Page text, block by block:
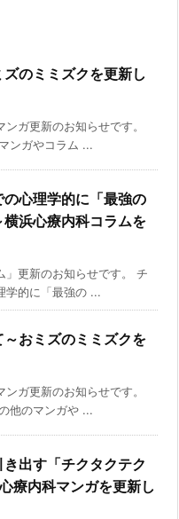
のミミズクを更新し
ガ更新のお知らせです。
ンガやコラム ...
心理学的に「最強の
浜心療内科コラムを
」更新のお知らせです。 チ
学的に「最強の ...
おミズのミミズクを
ガ更新のお知らせです。
他のマンガや ...
出す「チクタクテク
療内科マンガを更新し